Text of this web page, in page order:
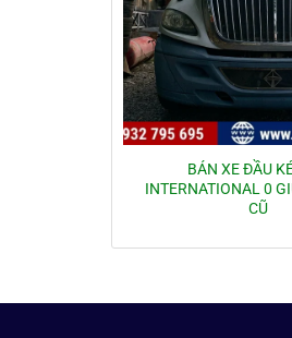
BÁN XE ĐẦU
INTERNATIONAL 0
CŨ